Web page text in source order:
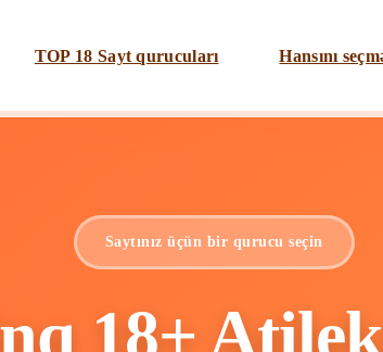
TOP 18 Sayt qurucuları Hansını
Saytınız üçün bir qurucu seçin
18+